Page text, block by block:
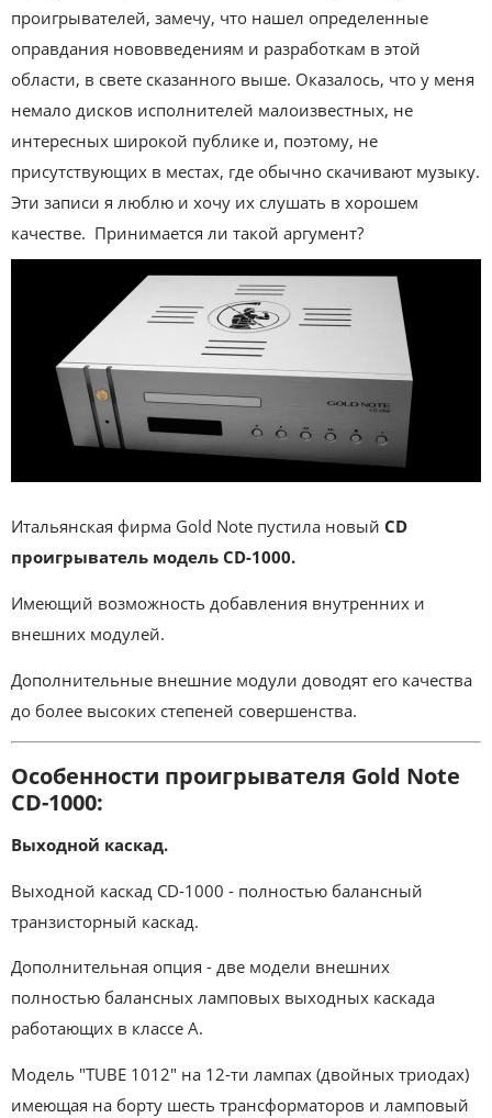
проигрывателей, замечу, что нашел определенные
оправдания нововведениям и разработкам в этой
области, в свете сказанного выше. Оказалось, что у меня
немало дисков исполнителей малоизвестных, не
интересных широкой публике и, поэтому, не
присутствующих в местах, где обычно скачивают музыку.
Эти записи я люблю и хочу их слушать в хорошем
качестве. Принимается ли такой аргумент?
Итальянская фирма Gold Note пустила новый CD
проигрыватель модель CD-1000.
Имеющий возможность добавления внутренних и
внешних модулей.
Дополнительные внешние модули доводят его качества
до более высоких степеней совершенства.
Особенности проигрывателя Gold Note
CD-1000:
Выходной каскад.
Выходной каскад CD-1000 - полностью балансный
транзисторный каскад.
Дополнительная опция - две модели внешних
полностью балансных ламповых выходных каскада
работающих в классе А.
Модель "TUBE 1012" на 12-ти лампах (двойных триодах)
имеющая на борту шесть трансформаторов и ламповый